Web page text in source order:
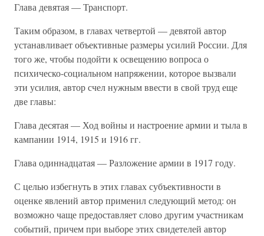
Глава девятая — Транспорт.
Таким образом, в главах четвертой — девятой автор
устанавливает объективные размеры усилий России. Для
того же, чтобы подойти к освещению вопроса о
психическо-социальном напряжении, которое вызвали
эти усилия, автор счел нужным ввести в свой труд еще
две главы:
Глава десятая — Ход войны и настроение армии и тыла в
кампании 1914, 1915 и 1916 гг.
Глава одиннадцатая — Разложение армии в 1917 году.
С целью избегнуть в этих главах субъективности в
оценке явлений автор применил следующий метод: он
возможно чаще предоставляет слово другим участникам
событий, причем при выборе этих свидетелей автор